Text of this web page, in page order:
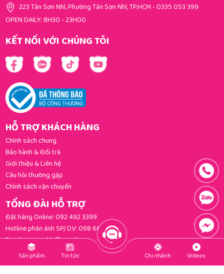
223 Tân Sơn Nhì, Phường Tân Sơn Nhì, TP.HCM-0335 053 399
OPEN DAILY: 8H30 - 23H00
KẾT NỐI VỚI CHÚNG TÔI
HỖ TRỢ KHÁCH HÀNG
Chính sách chung
Bảo hành & Đổi trả
Giới thiệu & Liên hệ
Câu hỏi thường gặp
Chính sách vận chuyển
TỔNG ĐÀI HỖ TRỢ
Đặt hàng Online:092 492 3399
Hotline phản ánh SP/ DV:098 681 3392
Email:gomi.cskh@gmail.com
PHƯƠNG THỨC THANH TOÁN
Sản phẩm Tin tức Chi nhánh Videos